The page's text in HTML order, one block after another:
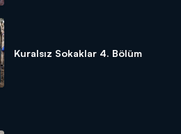
Kuralsız Sokaklar 4. Bölüm